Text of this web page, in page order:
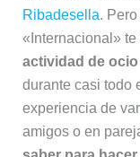
Ribadesella.
«Internacional» te
actividad de
durante casi todo
experiencia de
amigos o en